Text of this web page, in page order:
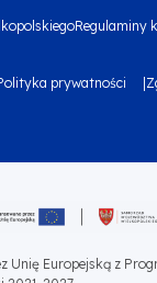
Regulaminy
prywatności
Unię Europejską z